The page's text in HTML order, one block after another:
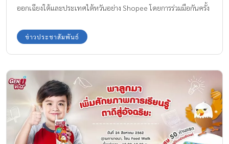
ออกเฉียงใต้และประเทศไต้หวันอย่าง Shopee โดยการร่วมมือกันครั้ง
ที่ดีและถูกต้อง
ข่าวประชาสัมพันธ์